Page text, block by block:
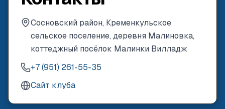
Сосновский район, Кременкульское
сельское поселение, деревня Малиновка,
коттеджный посёлок Малинки Вилладж
+7 (951) 261-55-35
Сайт клуба